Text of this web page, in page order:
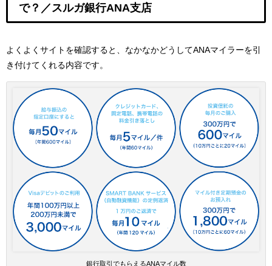
で？／スルガ銀行ANA支店
よくよくサイトを確認すると、 なかなかどうしてANAマイラーを引
き付けてくれる内容です。
銀行取引でもらえるANAマイル数